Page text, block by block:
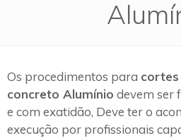
Os procedimentos para cortes
concreto Alumínio devem ser
e com exatidão, Deve ter o
execução por profissionais